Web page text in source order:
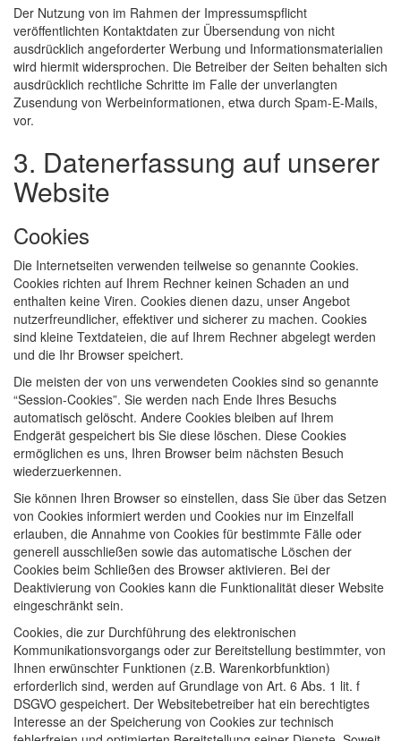
Der Nutzung von im Rahmen der Impressumspflicht
veröffentlichten Kontaktdaten zur Übersendung von nicht
ausdrücklich angeforderter Werbung und Informationsmaterialien
wird hiermit widersprochen. Die Betreiber der Seiten behalten sich
ausdrücklich rechtliche Schritte im Falle der unverlangten
Zusendung von Werbeinformationen, etwa durch Spam-E-Mails,
vor.
3. Datenerfassung auf unserer
Website
Cookies
Die Internetseiten verwenden teilweise so genannte Cookies.
Cookies richten auf Ihrem Rechner keinen Schaden an und
enthalten keine Viren. Cookies dienen dazu, unser Angebot
nutzerfreundlicher, effektiver und sicherer zu machen. Cookies
sind kleine Textdateien, die auf Ihrem Rechner abgelegt werden
und die Ihr Browser speichert.
Die meisten der von uns verwendeten Cookies sind so genannte
“Session-Cookies”. Sie werden nach Ende Ihres Besuchs
automatisch gelöscht. Andere Cookies bleiben auf Ihrem
Endgerät gespeichert bis Sie diese löschen. Diese Cookies
ermöglichen es uns, Ihren Browser beim nächsten Besuch
wiederzuerkennen.
Sie können Ihren Browser so einstellen, dass Sie über das Setzen
von Cookies informiert werden und Cookies nur im Einzelfall
erlauben, die Annahme von Cookies für bestimmte Fälle oder
generell ausschließen sowie das automatische Löschen der
Cookies beim Schließen des Browser aktivieren. Bei der
Deaktivierung von Cookies kann die Funktionalität dieser Website
eingeschränkt sein.
Cookies, die zur Durchführung des elektronischen
Kommunikationsvorgangs oder zur Bereitstellung bestimmter, von
Ihnen erwünschter Funktionen (z.B. Warenkorbfunktion)
erforderlich sind, werden auf Grundlage von Art. 6 Abs. 1 lit. f
DSGVO gespeichert. Der Websitebetreiber hat ein berechtigtes
Interesse an der Speicherung von Cookies zur technisch